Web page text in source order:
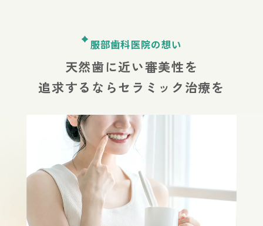
服部歯科医院の想い
天然歯に近い審美性を
追求するならセラミック治療を